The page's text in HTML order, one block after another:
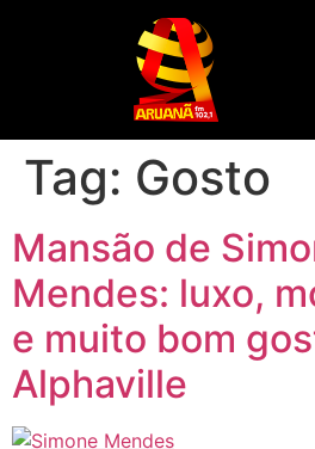
Tag: Gosto
Mansão de
Mendes: luxo,
e muito bom
Alphaville